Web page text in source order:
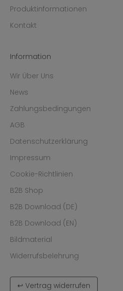
Produktinformationen
Kontakt
Information
Wir Über Uns
News
Zahlungsbedingungen
AGB
Datenschutzerklärung
Impressum
Cookie-Richtlinien
B2B Shop
B2B Download (DE)
B2B Download (EN)
Bildmaterial
Widerrufsbelehrung
↩ Vertrag widerrufen